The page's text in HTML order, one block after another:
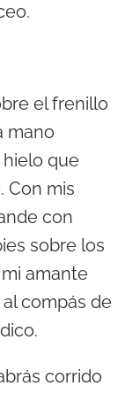
el frenillo
mano
que
Con mis
con
sobre los
amante
compás de
corrido